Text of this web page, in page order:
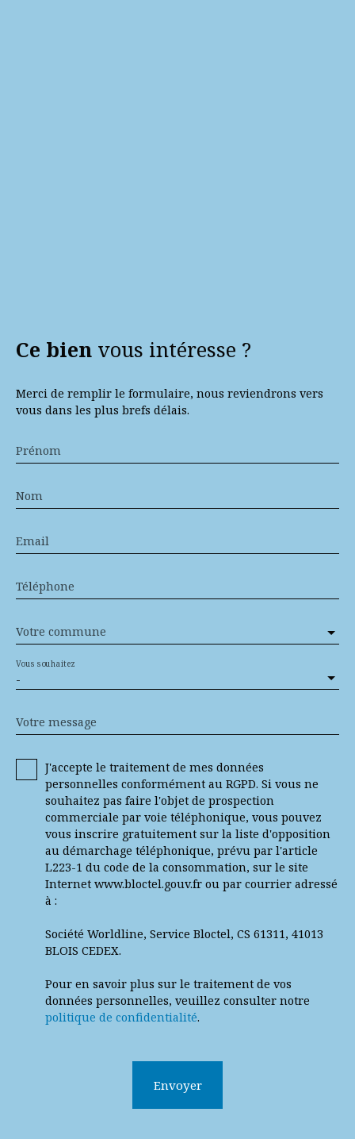
Ce bien vous intéresse ?
Merci de remplir le formulaire, nous reviendrons vers
vous dans les plus brefs délais.
Prénom
Nom
Email
Téléphone
Votre commune
-
Vous souhaitez
Votre message
J'accepte le traitement de mes données
personnelles conformément au RGPD. Si vous ne
souhaitez pas faire l'objet de prospection
commerciale par voie téléphonique, vous pouvez
vous inscrire gratuitement sur la liste d'opposition
au démarchage téléphonique, prévu par l'article
L223-1 du code de la consommation, sur le site
Internet www.bloctel.gouv.fr ou par courrier adressé
à :
Société Worldline, Service Bloctel, CS 61311, 41013
BLOIS CEDEX.
Pour en savoir plus sur le traitement de vos
données personnelles, veuillez consulter notre
politique de confidentialité.
Envoyer